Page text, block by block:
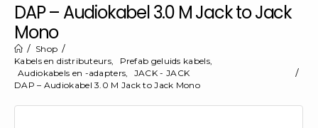
DAP – Audiokabel 3.0 M Jack to Jack
Mono
Shop
Kabels en distributeurs, Prefab geluids kabels,
Audiokabels en -adapters,
JACK - JACK
DAP – Audiokabel 3.0 M Jack to Jack Mono